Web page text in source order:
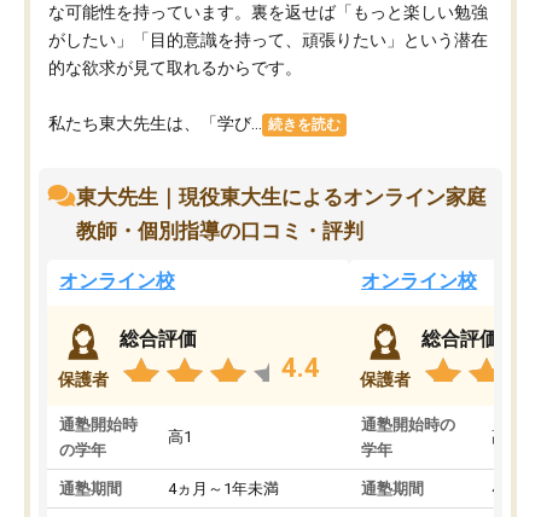
な可能性を持っています。裏を返せば「もっと楽しい勉強
がしたい」「目的意識を持って、頑張りたい」という潜在
的な欲求が見て取れるからです。
私たち東大先生は、「学び... 続きを読む
東大先生｜現役東大生によるオンライン家庭
教師・個別指導の口コミ・評判
オンライン校
保護者
総合評価
4.4
通塾開始時
の学年
高1
通塾期間 4ヵ月～1年未満
オンライン校
保護者
総合評価
通塾開始時の
学年
高3
通塾期間 4ヵ月